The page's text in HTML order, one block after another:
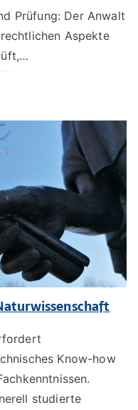
Prüfung: Der Anwalt
Aspekte
Know-how
studierte